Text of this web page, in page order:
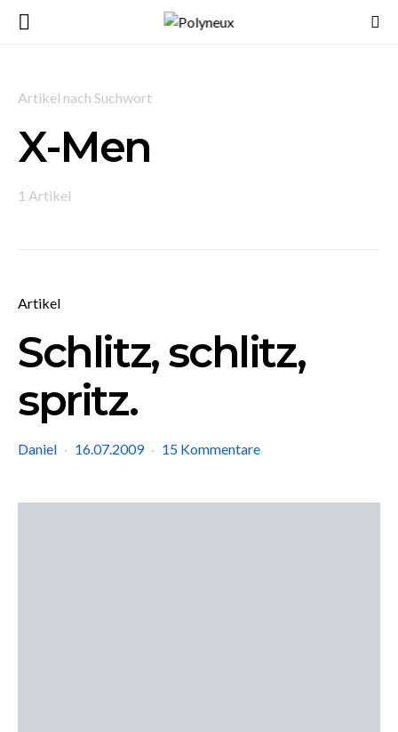
Artikel nach Suchwort
X-Men
1 Artikel
Artikel
Schlitz, schlitz,
spritz.
Daniel 16.07.2009 15 Kommentare